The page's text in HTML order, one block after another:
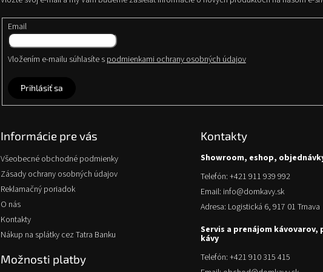
Email
Vložením e-mailu súhlasíte s podmienkami ochrany osobných údajov
Prihlásiť sa
Informácie pre vás
Všeobecné obchodné podmienky
Zásady ochrany osobných údajov
Reklamačný poriadok
O nás
Kontakty
Nákup na splátky cez Tatra Banku
Možnosti platby
Kontakty
Showroom, eshop,
Telefón: +421 911 939 992
Email: info@domkavy.sk
Adresa: Logistická 6, 917 01 Trnava
Servis a prenájom kávovarov,
kávy
Telefón: +421 910 315 415